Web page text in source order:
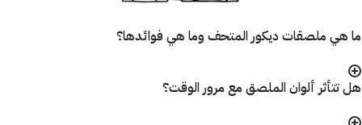
ما هي ملصقات ديكور المتحف وما هي فوائدها؟
هل تتأثر ألوان الملصق مع مرور الوقت؟